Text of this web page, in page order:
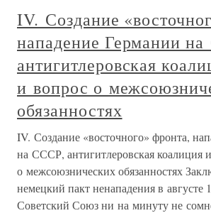
IV. Создание
нападение Германии
антигитлеровская
и вопрос о
обязанностях
IV. Создание «восточного» фронта,
на СССР, антигитлеровская коалиция
о межсоюзнических обязанностях
немецкий пакт ненападения в августе
Советский Союз ни на минуту не